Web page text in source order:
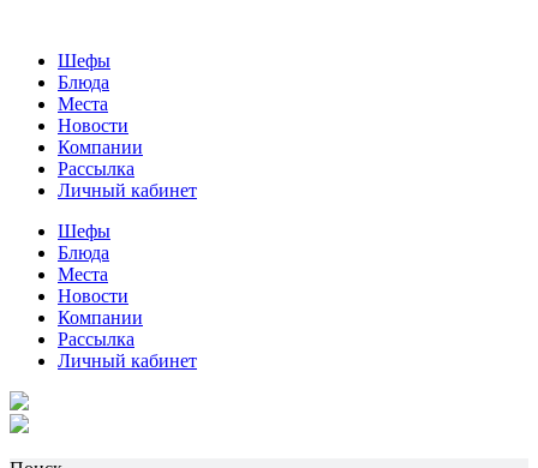
Шефы
Блюда
Места
Новости
Компании
Рассылка
Личный кабинет
Шефы
Блюда
Места
Новости
Компании
Рассылка
Личный кабинет